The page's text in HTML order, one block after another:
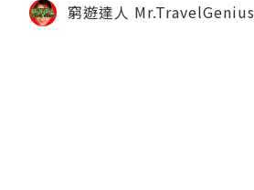
窮遊達人 Mr.TravelGenius